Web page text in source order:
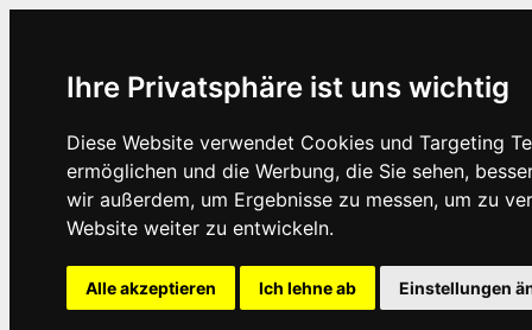
Ihre Privatsphäre ist uns wichtig
Diese Website verwendet Cookies und Targeting
ermöglichen und die Werbung, die Sie sehen,
wir außerdem, um Ergebnisse zu messen, um zu
Website weiter zu entwickeln.
Alle akzeptieren Ich lehne ab Einstellungen